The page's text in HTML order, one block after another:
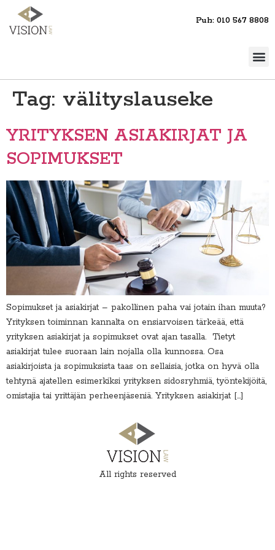
Puh: 010 567 8808
Tag: välityslauseke
YRITYKSEN ASIAKIRJAT JA
SOPIMUKSET
Sopimukset ja asiakirjat – pakollinen paha vai jotain ihan muuta?
Yrityksen toiminnan kannalta on ensiarvoisen tärkeää, että
yrityksen asiakirjat ja sopimukset ovat ajan tasalla. Tietyt
asiakirjat tulee suoraan lain nojalla olla kunnossa. Osa
asiakirjoista ja sopimuksista taas on sellaisia, jotka on hyvä olla
tehtynä ajatellen esimerkiksi yrityksen sidosryhmiä, työntekijöitä,
omistajia tai yrittäjän perheenjäseniä. Yrityksen asiakirjat […]
All rights reserved